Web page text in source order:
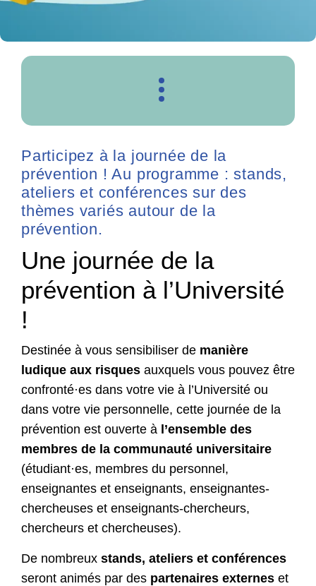
Participez à la journée de la
prévention ! Au programme : stands,
ateliers et conférences sur des
thèmes variés autour de la
prévention.
Une journée de la
prévention à l’Université
!
Destinée à vous sensibiliser de manière
ludique aux risques auxquels vous pouvez être
confronté·es dans votre vie à l’Université ou
dans votre vie personnelle, cette journée de la
prévention est ouverte à l’ensemble des
membres de la communauté universitaire
(étudiant·es, membres du personnel,
enseignantes et enseignants, enseignantes-
chercheuses et enseignants-chercheurs,
chercheurs et chercheuses).
De nombreux stands, ateliers et conférences
seront animés par des partenaires externes et